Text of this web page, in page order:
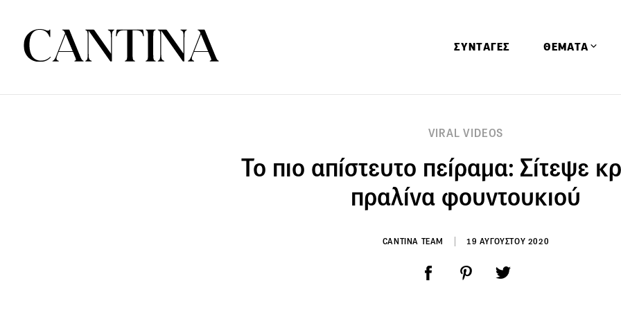
ΣΥΝΤΑΓΕΣ ΘΕΜΑΤΑ
Ειδήσεις
Έρευνες
VIRAL VIDEOS
Το πιο απίστευτο πείραμα: Σίτεψε
πραλίνα φουντουκιού
CANTINA TEAM 19 ΑΥΓΟΥΣΤΟΥ 2020